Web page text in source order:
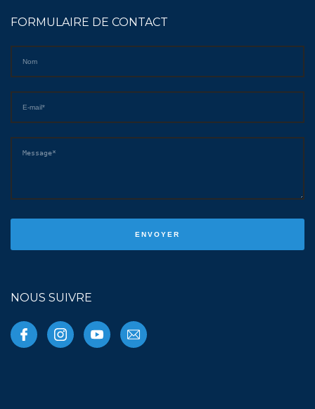
FORMULAIRE DE CONTACT
NOUS SUIVRE